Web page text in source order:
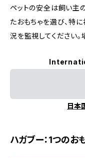
ペットの安全は飼い主
たおもちゃを選び、特
況を監視してください
日本
ハガブー：1つのお